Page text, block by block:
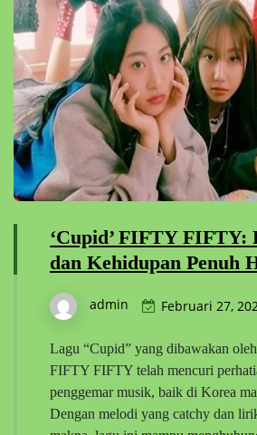
‘Cupid’ FIFTY FIFTY:
dan Kehidupan Penuh
admin Februari 27,
Lagu “Cupid” yang dibawakan
FIFTY FIFTY telah mencuri
penggemar musik, baik di Korea
Dengan melodi yang catchy dan